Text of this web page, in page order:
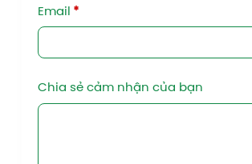
Email *
Chia sẻ cảm nhận của bạn